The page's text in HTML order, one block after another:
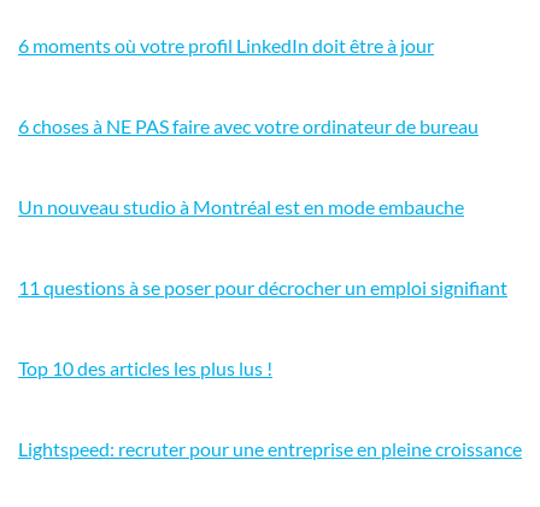
6 moments où votre profil LinkedIn doit être à jour
6 choses à NE PAS faire avec votre ordinateur de bureau
Un nouveau studio à Montréal est en mode embauche
11 questions à se poser pour décrocher un emploi signifiant
Top 10 des articles les plus lus !
Lightspeed: recruter pour une entreprise en pleine croissance